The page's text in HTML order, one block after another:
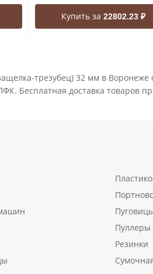
Купить за22802.23 ₽
трезубец) 32 мм в
Бесплатная доставка товаров
Пуллеры
Резинки